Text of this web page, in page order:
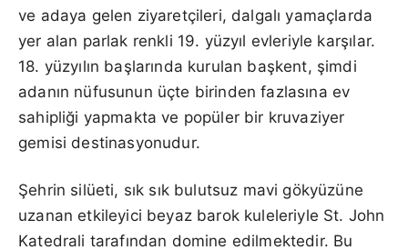
ve adaya gelen ziyaretçileri, dalgalı yamaçlarda
yer alan parlak renkli 19. yüzyıl evleriyle karşılar.
18. yüzyılın başlarında kurulan başkent, şimdi
adanın nüfusunun üçte birinden fazlasına ev
sahipliği yapmakta ve popüler bir kruvaziyer
gemisi destinasyonudur.
Şehrin silüeti, sık sık bulutsuz mavi gökyüzüne
uzanan etkileyici beyaz barok kuleleriyle St. John
Katedrali tarafından domine edilmektedir. Bu